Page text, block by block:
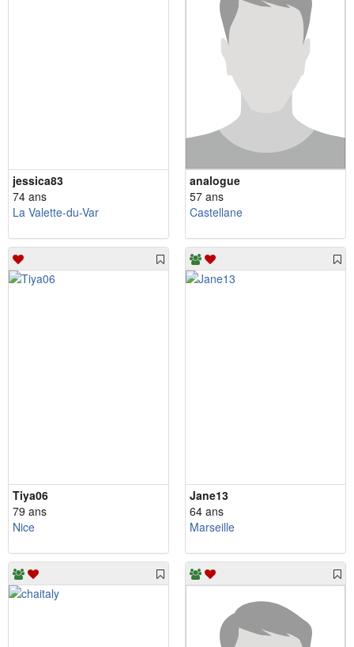
jessica83
74 ans
La Valette-du-Var
analogue
57 ans
Castellane
Tiya06
79 ans
Nice
Jane13
64 ans
Marseille